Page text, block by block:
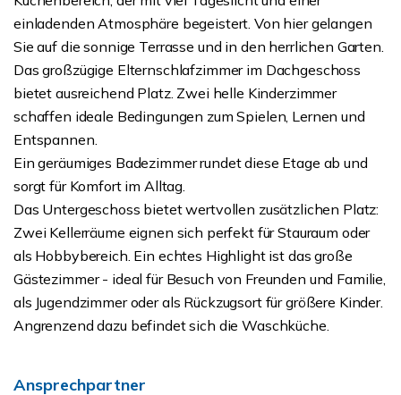
einladenden Atmosphäre begeistert. Von hier gelangen
Sie auf die sonnige Terrasse und in den herrlichen Garten.
Das großzügige Elternschlafzimmer im Dachgeschoss
bietet ausreichend Platz. Zwei helle Kinderzimmer
schaffen ideale Bedingungen zum Spielen, Lernen und
Entspannen.
Ein geräumiges Badezimmer rundet diese Etage ab und
sorgt für Komfort im Alltag.
Das Untergeschoss bietet wertvollen zusätzlichen Platz:
Zwei Kellerräume eignen sich perfekt für Stauraum oder
als Hobbybereich. Ein echtes Highlight ist das große
Gästezimmer - ideal für Besuch von Freunden und Familie,
als Jugendzimmer oder als Rückzugsort für größere Kinder.
Angrenzend dazu befindet sich die Waschküche.
Ansprechpartner